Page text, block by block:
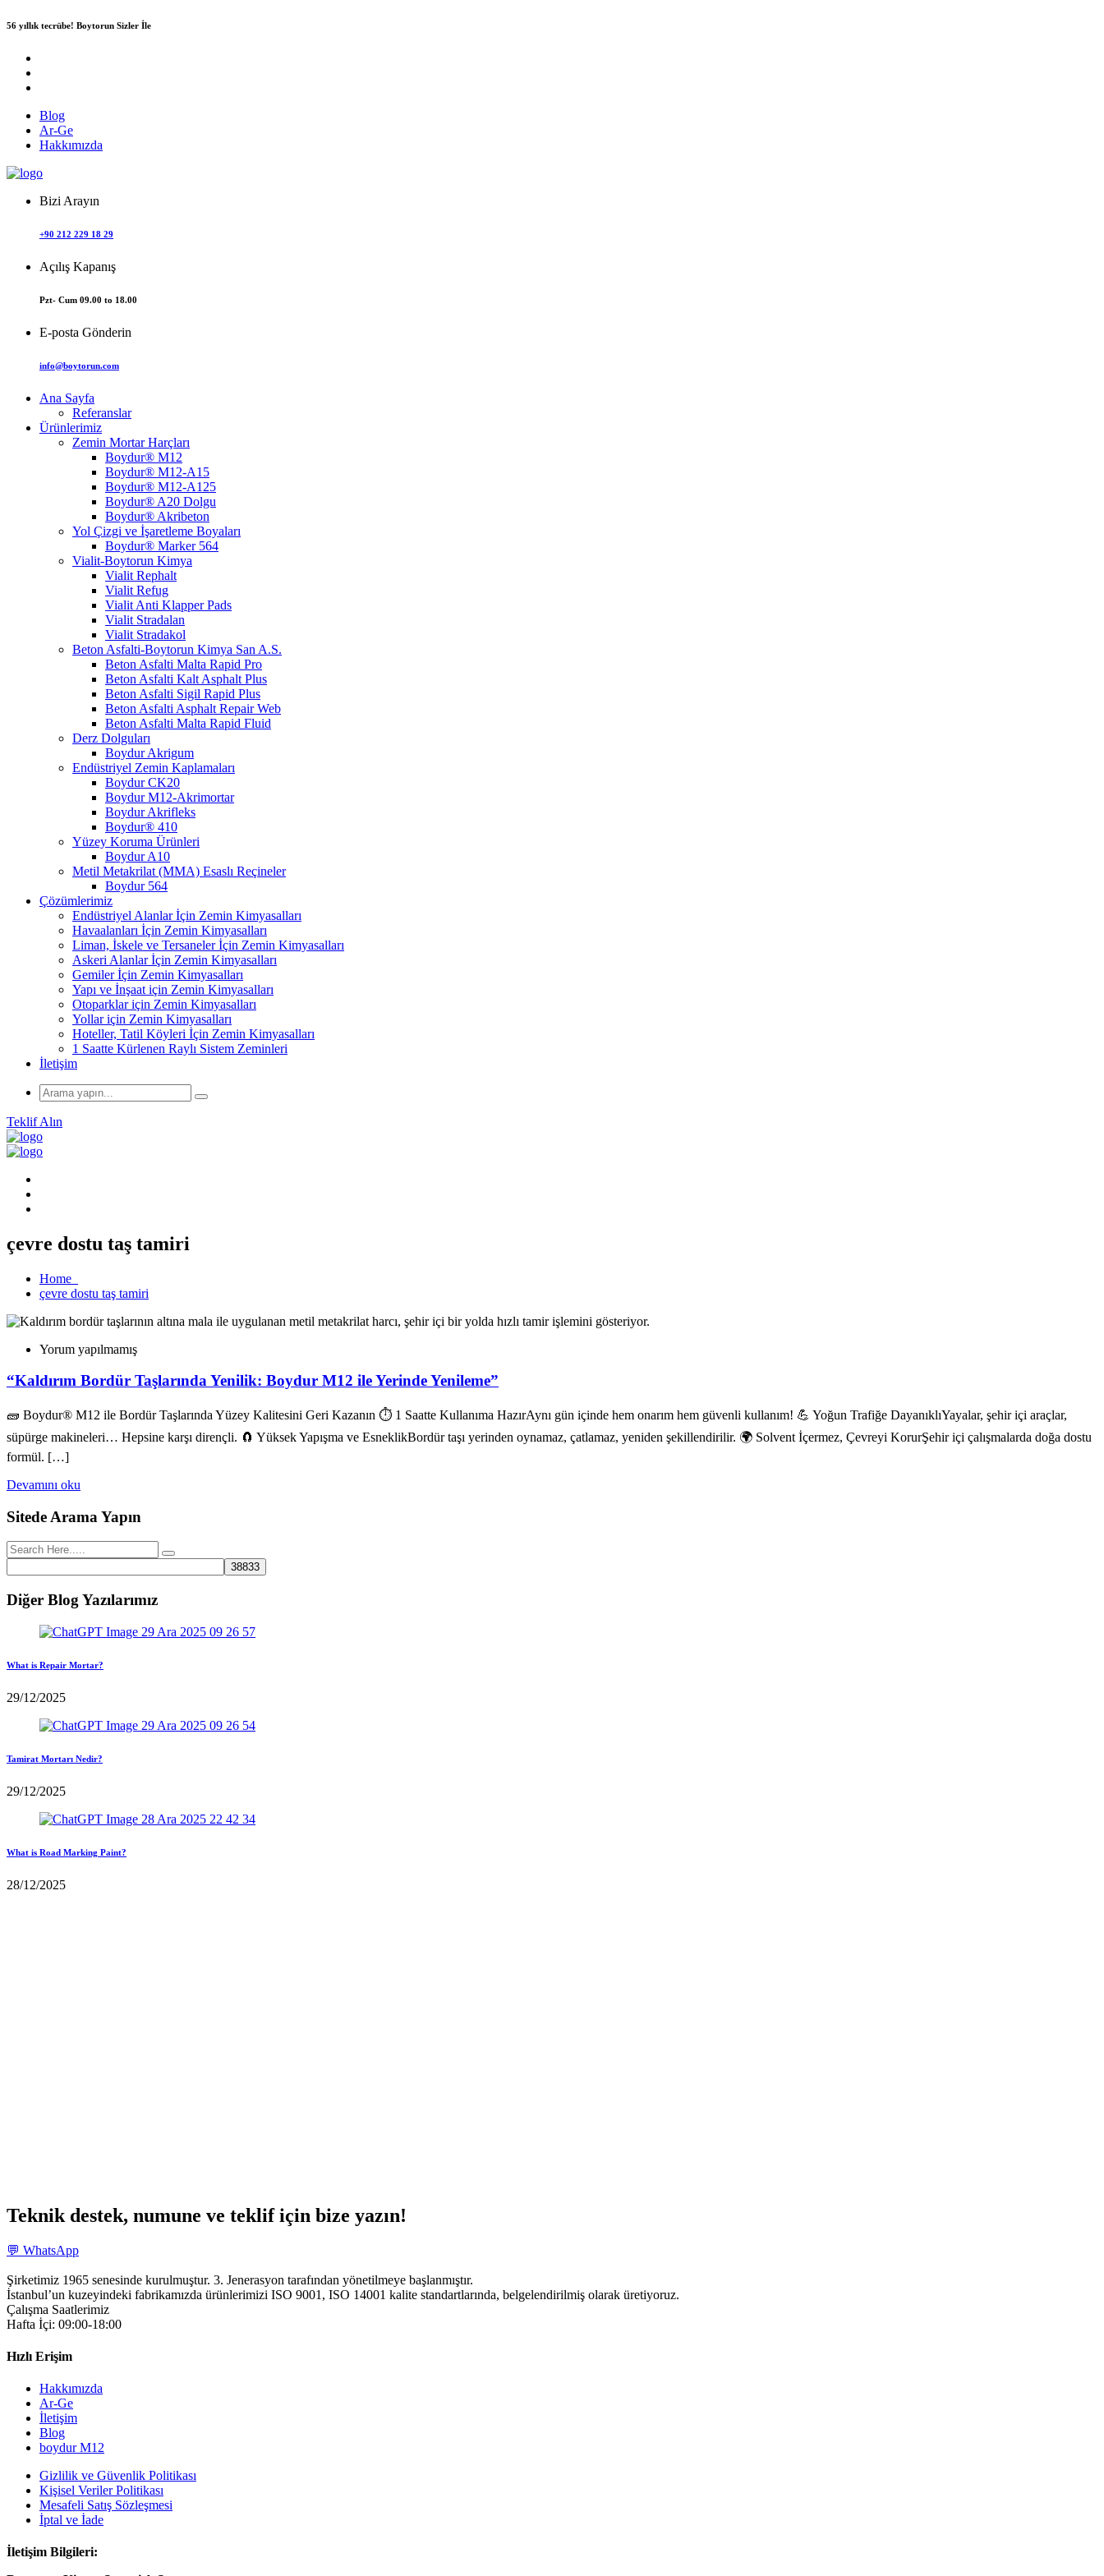
56 yıllık tecrübe! Boytorun Sizler İle
Blog
Ar-Ge
Hakkımızda
Bizi Arayın
+90 212 229 18 29
Açılış Kapanış
Pzt- Cum 09.00 to 18.00
E-posta Gönderin
info@boytorun.com
Ana Sayfa
Referanslar
Ürünlerimiz
Zemin Mortar Harçları
Boydur® M12
Boydur® M12-A15
Boydur® M12-A125
Boydur® A20 Dolgu
Boydur® Akribeton
Yol Çizgi ve İşaretleme Boyaları
Boydur® Marker 564
Vialit-Boytorun Kimya
Vialit Rephalt
Vialit Refug
Vialit Anti Klapper Pads
Vialit Stradalan
Vialit Stradakol
Beton Asfalti-Boytorun Kimya San A.S.
Beton Asfalti Malta Rapid Pro
Beton Asfalti Kalt Asphalt Plus
Beton Asfalti Sigil Rapid Plus
Beton Asfalti Asphalt Repair Web
Beton Asfalti Malta Rapid Fluid
Derz Dolguları
Boydur Akrigum
Endüstriyel Zemin Kaplamaları
Boydur CK20
Boydur M12-Akrimortar
Boydur Akrifleks
Boydur® 410
Yüzey Koruma Ürünleri
Boydur A10
Metil Metakrilat (MMA) Esaslı Reçineler
Boydur 564
Çözümlerimiz
Endüstriyel Alanlar İçin Zemin Kimyasalları
Havaalanları İçin Zemin Kimyasalları
Liman, İskele ve Tersaneler İçin Zemin Kimyasalları
Askeri Alanlar İçin Zemin Kimyasalları
Gemiler İçin Zemin Kimyasalları
Yapı ve İnşaat için Zemin Kimyasalları
Otoparklar için Zemin Kimyasalları
Yollar için Zemin Kimyasalları
Hoteller, Tatil Köyleri İçin Zemin Kimyasalları
1 Saatte Kürlenen Raylı Sistem Zeminleri
İletişim
Teklif Alın
çevre dostu taş tamiri
Home
çevre dostu taş tamiri
Yorum yapılmamış
“Kaldırım Bordür Taşlarında Yenilik: Boydur M12 ile Yerinde Yenileme”
🧱 Boydur® M12 ile Bordür Taşlarında Yüzey Kalitesini Geri Kazanın ⏱️ 1 Saatte Kullanıma HazırAynı gün içinde hem onarım hem güvenli kullanım! 💪 Yoğun Trafiğe DayanıklıYayalar, şehir içi araçlar,
süpürge makineleri… Hepsine karşı dirençli. 🧲 Yüksek Yapışma ve EsneklikBordür taşı yerinden oynamaz, çatlamaz, yeniden şekillendirilir. 🌍 Solvent İçermez, Çevreyi KorurŞehir içi çalışmalarda doğa dostu
formül. […]
Devamını oku
Sitede Arama Yapın
Diğer Blog Yazılarımız
What is Repair Mortar?
29/12/2025
Tamirat Mortarı Nedir?
29/12/2025
What is Road Marking Paint?
28/12/2025
Teknik destek, numune ve teklif için bize yazın!
💬 WhatsApp
Şirketimiz 1965 senesinde kurulmuştur. 3. Jenerasyon tarafından yönetilmeye başlanmıştır.
İstanbul’un kuzeyindeki fabrikamızda ürünlerimizi ISO 9001, ISO 14001 kalite standartlarında, belgelendirilmiş olarak üretiyoruz.
Çalışma Saatlerimiz
Hafta İçi: 09:00-18:00
Hızlı Erişim
Hakkımızda
Ar-Ge
İletişim
Blog
boydur M12
Gizlilik ve Güvenlik Politikası
Kişisel Veriler Politikası
Mesafeli Satış Sözleşmesi
İptal ve İade
İletişim Bilgileri: